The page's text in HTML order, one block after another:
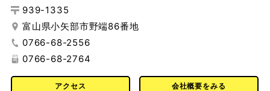
939-1335
富山県小矢部市野端86番地
0766-68-2556
0766-68-2764
アクセス 会社概要をみる